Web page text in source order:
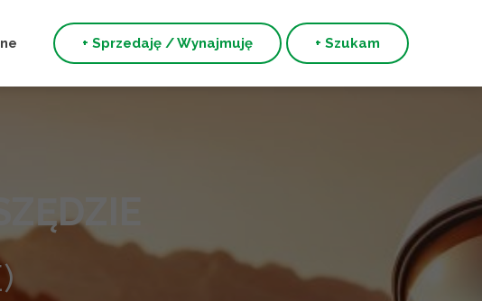
+ Sprzedaję / Wynajmuję + Szukam